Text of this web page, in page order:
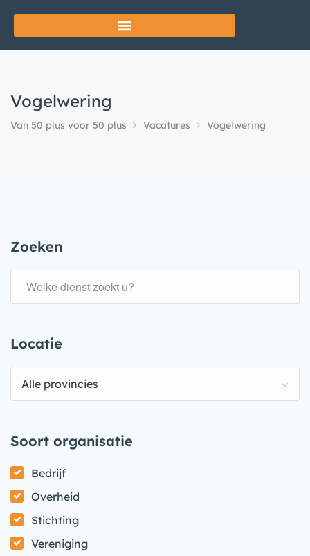
Vogelwering
Van 50 plus voor 50 plus Vacatures Vogelwering
Zoeken
Locatie
Alle provincies
Soort organisatie
Bedrijf
Overheid
Stichting
Vereniging